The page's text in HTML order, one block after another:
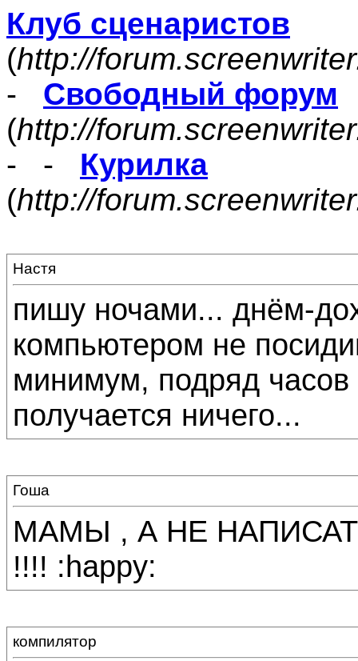
Клуб сценаристов
(http://
- Свободный форум
(http://
- - Курилка
(http://
Настя
пишу ночами... днём-
компьютером не
минимум, подряд часов
получается ничего...
Гоша
МАМЫ , А НЕ
!!!! :happy:
компилятор